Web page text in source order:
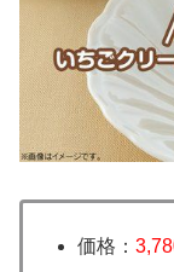
価格：